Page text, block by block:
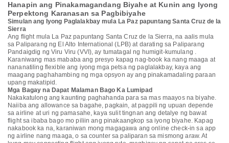
Hanapin ang Pinakamagandang Biyahe at Kunin ang Iyong
Perpektong Karanasan sa Pagbibiyahe
Simulan ang Iyong Paglalakbay mula La Paz papuntang Santa Cruz de la
Sierra
Ang flight mula La Paz papuntang Santa Cruz de la Sierra, na aalis mula
sa Paliparang ng El Alto International (LPB) at darating sa Paliparang
Pandaigdig ng Viru Viru (VVI), ay tumatagal ng humigit-kumulang .
Karaniwang mas mababa ang presyo kapag nag-book ka nang maaga at
nananatiling flexible ang iyong mga petsa ng paglalakbay, kaya ang
maagang paghahambing ng mga opsyon ay ang pinakamadaling paraan
upang makatipid.
Mga Bagay na Dapat Malaman Bago Ka Lumipad
Nakakatulong ang kaunting paghahanda para sa mas maayos na biyahe.
Naiiba ang allowance sa bagahe, pagkain, at pagpili ng upuan depende
sa airline at uri ng pamasahe, kaya sulit tingnan ang detalye ng bawat
flight sa ibaba bago mo piliin ang pinakaangkop sa iyong biyahe. Kapag
nakabook ka na, karaniwan mong magagawa ang online check-in sa app
ng airline nang maaga, o sa counter sa paliparan sa mismong araw. At